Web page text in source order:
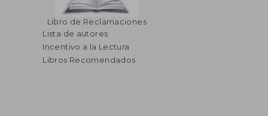
Libro de Reclamaciones
Lista de autores
Incentivo a la Lectura
Libros Recomendados